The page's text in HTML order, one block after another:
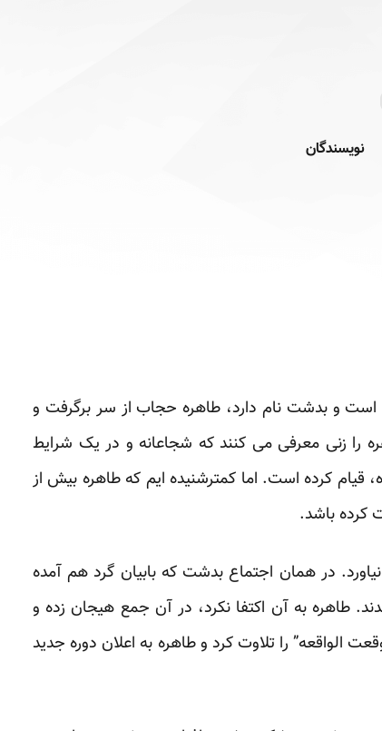
نویسندگان
است و بدشت نام دارد، طاهره حجاب از سر برگرفت و
را زنی معرفی می کنند که شجاعانه و در یک شرایط
قیام کرده است. اما کمترشنیده ایم که طاهره بیش از
کرده باشد.
در همان اجتماع بدشت که بابیان گرد هم آمده
طاهره به آن اکتفا نکرد، در آن جمع هیجان زده و
الواقعه” را تلاوت کرد و طاهره به اعلان دوره جدید